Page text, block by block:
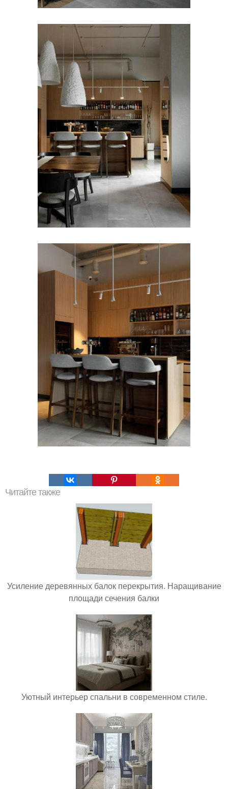
Читайте также
Усиление деревянных балок перекрытия. Наращивание
площади сечения балки
Уютный интерьер спальни в современном стиле.